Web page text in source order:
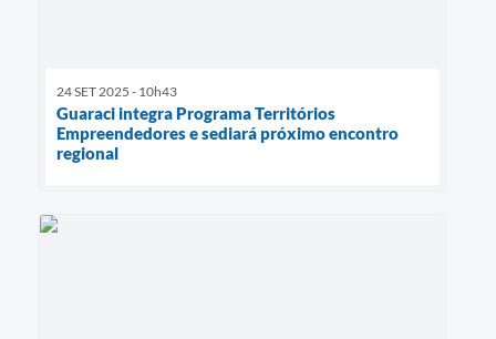
24 SET 2025 - 10h43
Guaraci integra Programa Territórios
Empreendedores e sediará próximo encontro
regional